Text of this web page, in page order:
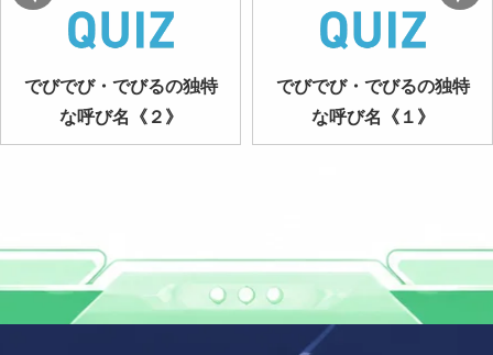
でびでび・でびるの独特
な呼び名《２》
でびでび・でびるの独特
な呼び名《１》